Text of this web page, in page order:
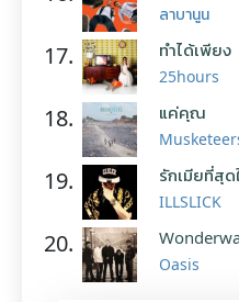
ลาบานูน
17. ทำได้เพียง
25hours
18. แค่คุณ
19. รักเมียที่สุด
ILLSLICK
20.
Oasis